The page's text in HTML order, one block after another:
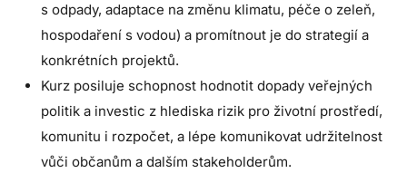
s odpady, adaptace na změnu klimatu, péče o zeleň,
hospodaření s vodou) a promítnout je do strategií a
konkrétních projektů.
Kurz posiluje schopnost hodnotit dopady veřejných
politik a investic z hlediska rizik pro životní prostředí,
komunitu i rozpočet, a lépe komunikovat udržitelnost
vůči občanům a dalším stakeholderům. ​